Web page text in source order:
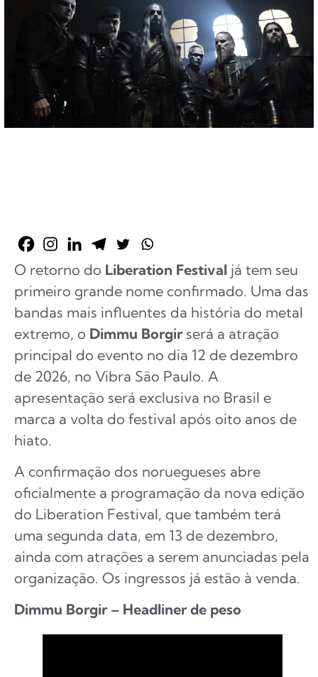
O retorno do Liberation Festival já tem seu
primeiro grande nome confirmado. Uma das
bandas mais influentes da história do metal
extremo, o Dimmu Borgirserá a atração
principal do evento no dia 12 de dezembro
de 2026, no Vibra São Paulo. A
apresentação será exclusiva no Brasil e
marca a volta do festival após oito anos de
hiato.
A confirmação dos noruegueses abre
oficialmente a programação da nova edição
do Liberation Festival, que também terá
uma segunda data, em 13 de dezembro,
ainda com atrações a serem anunciadas pela
organização. Os ingressos já estão à venda.
Dimmu Borgir – Headliner de peso